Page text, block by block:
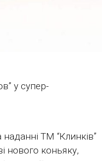
у супер-
ТМ “Клинків”
нового коньяку,